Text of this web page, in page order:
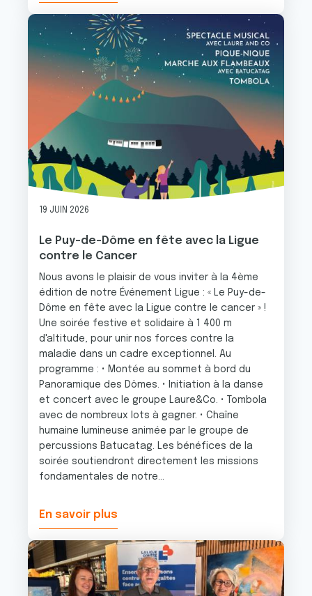
Image
19 JUIN 2026
Le Puy-de-Dôme en fête avec la Ligue
contre le Cancer
Nous avons le plaisir de vous inviter à la 4ème
édition de notre Événement Ligue : « Le Puy-de-
Dôme en fête avec la Ligue contre le cancer » !
Une soirée festive et solidaire à 1 400 m
d'altitude, pour unir nos forces contre la
maladie dans un cadre exceptionnel. Au
programme : • Montée au sommet à bord du
Panoramique des Dômes. • Initiation à la danse
et concert avec le groupe Laure&Co. • Tombola
avec de nombreux lots à gagner. • Chaîne
humaine lumineuse animée par le groupe de
percussions Batucatag. Les bénéfices de la
soirée soutiendront directement les missions
fondamentales de notre...
En savoir plus
Image